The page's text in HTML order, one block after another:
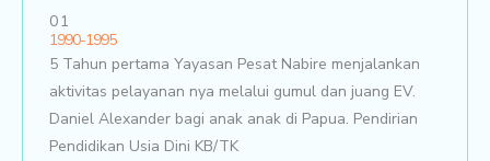
01
1990-1995
5 Tahun pertama Yayasan Pesat Nabire menjalankan
aktivitas pelayanan nya melalui gumul dan juang EV.
Daniel Alexander bagi anak anak di Papua. Pendirian
Pendidikan Usia Dini KB/TK